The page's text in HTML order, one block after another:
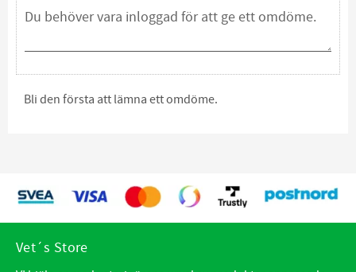
Bli den första att lämna ett omdöme.
Vet´s Store